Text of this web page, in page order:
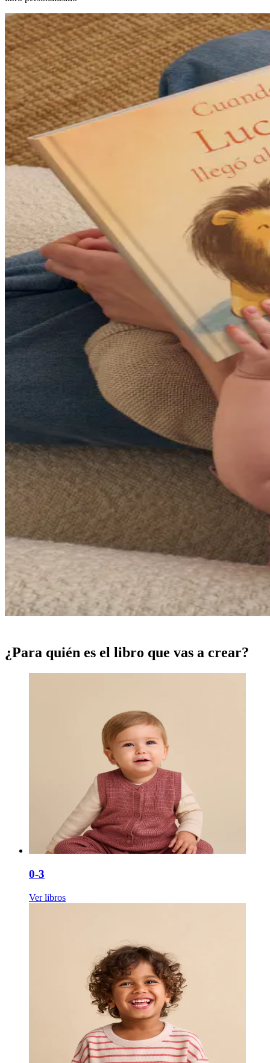
¿Para quién es el libro que vas a crear?
0-3
Ver libros